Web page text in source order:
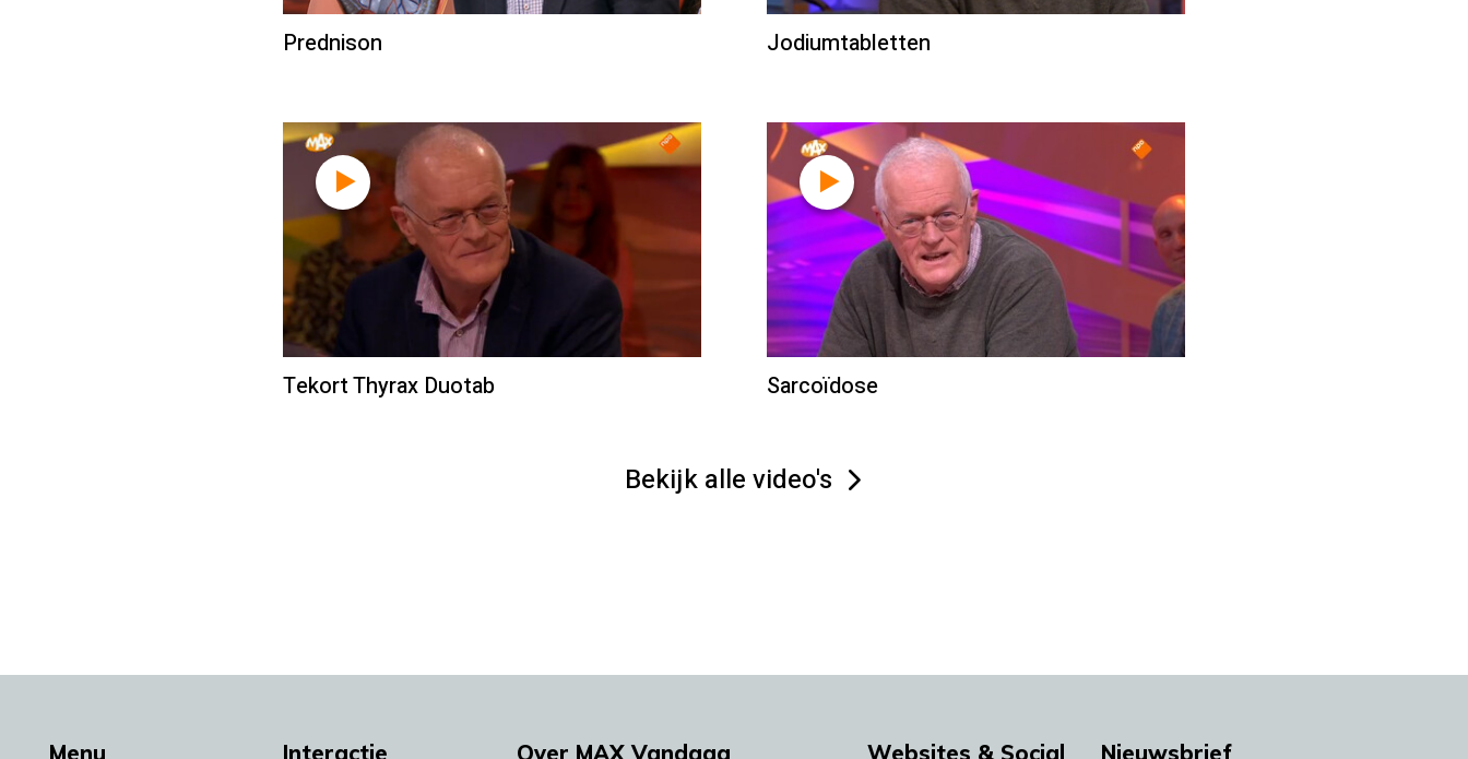
Prednison Jodiumtabletten
Tekort Thyrax Duotab Sarcoïdose
Bekijk alle video's
Menu Interactie Over MAX Vandaag Websites & Social Nieuwsbrief